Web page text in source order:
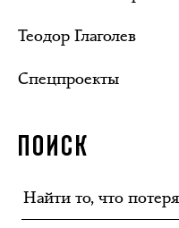
Теодор Глаголев
Спецпроекты
ПОИСК